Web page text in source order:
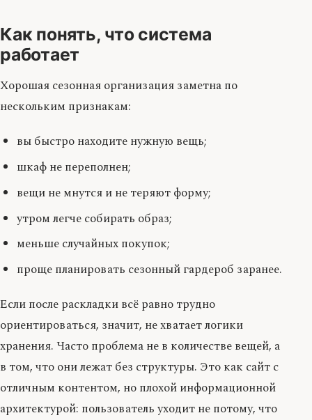
Как понять, что система
работает
Хорошая сезонная организация заметна по
нескольким признакам:
вы быстро находите нужную вещь;
шкаф не переполнен;
вещи не мнутся и не теряют форму;
утром легче собирать образ;
меньше случайных покупок;
проще планировать сезонный гардероб заранее.
Если после раскладки всё равно трудно
ориентироваться, значит, не хватает логики
хранения. Часто проблема не в количестве вещей, а
в том, что они лежат без структуры. Это как сайт с
отличным контентом, но плохой информационной
архитектурой: пользователь уходит не потому, что